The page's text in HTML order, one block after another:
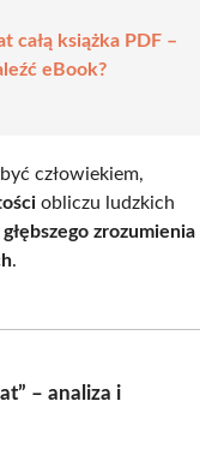
całą książka PDF –
eBook?
człowiekiem,
obliczu ludzkich
głębszego zrozumienia
.
– analiza i